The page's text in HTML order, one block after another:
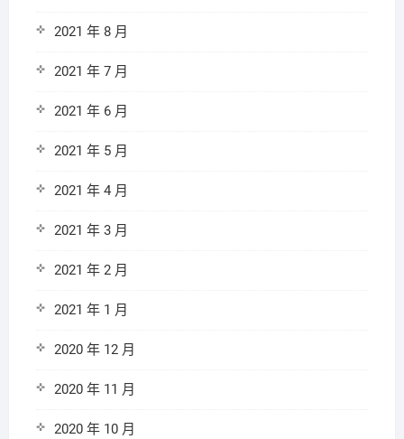
2021 年 8 月
2021 年 7 月
2021 年 6 月
2021 年 5 月
2021 年 4 月
2021 年 3 月
2021 年 2 月
2021 年 1 月
2020 年 12 月
2020 年 11 月
2020 年 10 月